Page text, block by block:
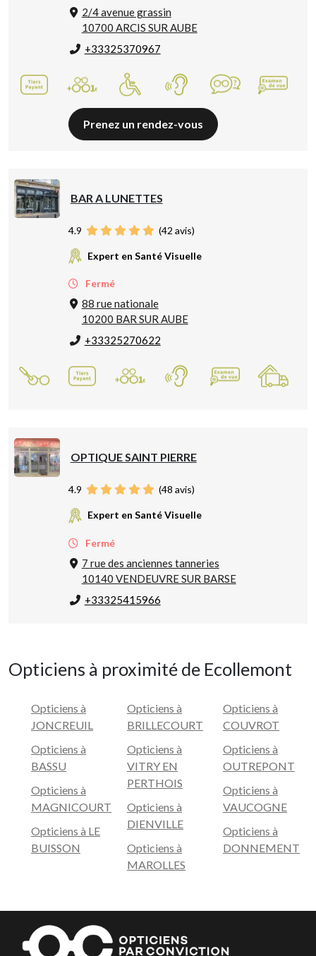
2/4 avenue grassin
10700 ARCIS SUR AUBE
+33325370967
Prenez un rendez-vous
BAR A LUNETTES
4.9 (42 avis)
Expert en Santé Visuelle
Fermé
88 rue nationale
10200 BAR SUR AUBE
+33325270622
OPTIQUE SAINT PIERRE
4.9 (48 avis)
Expert en Santé Visuelle
Fermé
7 rue des anciennes tanneries
10140 VENDEUVRE SUR BARSE
+33325415966
Opticiens à proximité de Ecollemont
Opticiens à
JONCREUIL
Opticiens à
BASSU
Opticiens à
MAGNICOURT
Opticiens à LE
BUISSON
Opticiens à
BRILLECOURT
Opticiens à
VITRY EN
PERTHOIS
Opticiens à
DIENVILLE
Opticiens à
MAROLLES
Opticiens à
COUVROT
Opticiens à
OUTREPONT
Opticiens à
VAUCOGNE
Opticiens à
DONNEMENT